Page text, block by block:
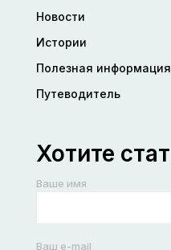
Новости
Истории
Полезная информация
Путеводитель
Хотите
Ваше имя
Ваш e-mail